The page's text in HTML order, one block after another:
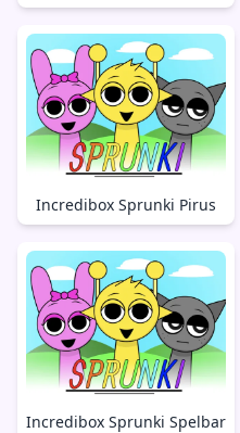
Incredibox Sprunki Pirus
Incredibox Sprunki Spelbar